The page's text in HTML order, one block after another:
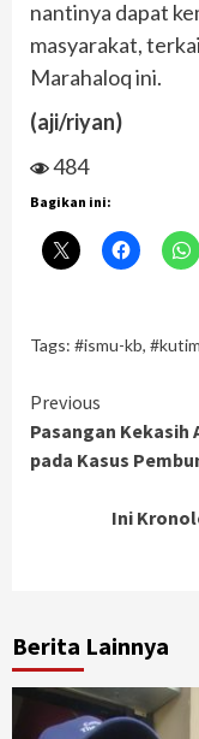
nantinya dapat
masyarakat,
Marahaloq ini.
(aji/riyan)
484
Bagikan ini:
Tags: #ismu-kb, #kutim
Continue
Reading
Previous
Pasangan
pada Kasus
Ini
Berita Lainnya